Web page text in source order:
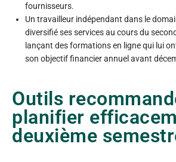
fournisseurs.
Un travailleur indépendant dans le
diversifié ses services au cours du
lançant des formations en ligne qui lui
son objectif financier annuel avant
Outils
planifier
deuxième